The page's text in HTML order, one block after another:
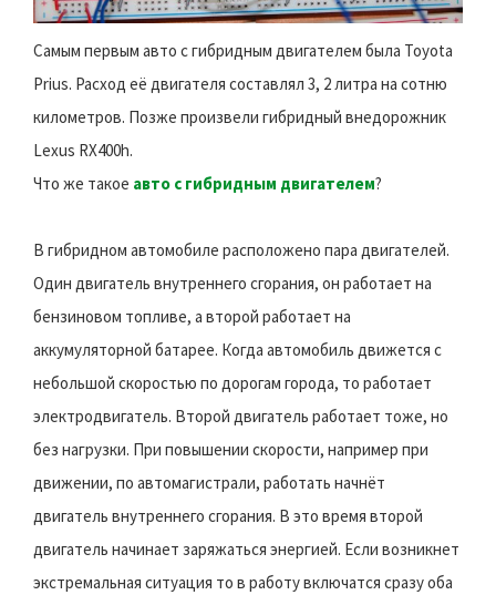
Самым первым авто с гибридным двигателем была Toyota
Prius. Расход её двигателя составлял 3, 2 литра на сотню
километров. Позже произвели гибридный внедорожник
Lexus RX400h.
Что же такое авто с гибридным двигателем?
В гибридном автомобиле расположено пара двигателей.
Один двигатель внутреннего сгорания, он работает на
бензиновом топливе, а второй работает на
аккумуляторной батарее. Когда автомобиль движется с
небольшой скоростью по дорогам города, то работает
электродвигатель. Второй двигатель работает тоже, но
без нагрузки. При повышении скорости, например при
движении, по автомагистрали, работать начнёт
двигатель внутреннего сгорания. В это время второй
двигатель начинает заряжаться энергией. Если возникнет
экстремальная ситуация то в работу включатся сразу оба